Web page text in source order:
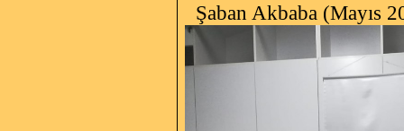
Şaban Akbaba (Mayıs